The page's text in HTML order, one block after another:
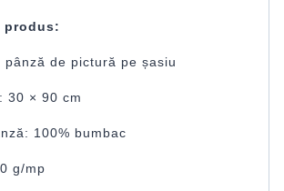
produs:
pânză de pictură pe șasiu
30 × 90 cm
100% bumbac
g/mp